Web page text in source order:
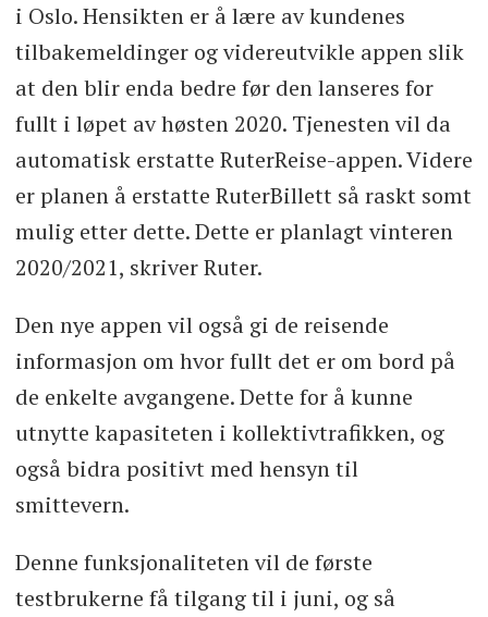
i Oslo. Hensikten er å lære av kundenes
tilbakemeldinger og videreutvikle appen slik
at den blir enda bedre før den lanseres for
fullt i løpet av høsten 2020. Tjenesten vil da
automatisk erstatte RuterReise-appen. Videre
er planen å erstatte RuterBillett så raskt somt
mulig etter dette. Dette er planlagt vinteren
2020/2021, skriver Ruter.
Den nye appen vil også gi de reisende
informasjon om hvor fullt det er om bord på
de enkelte avgangene. Dette for å kunne
utnytte kapasiteten i kollektivtrafikken, og
også bidra positivt med hensyn til
smittevern.
Denne funksjonaliteten vil de første
testbrukerne få tilgang til i juni, og så